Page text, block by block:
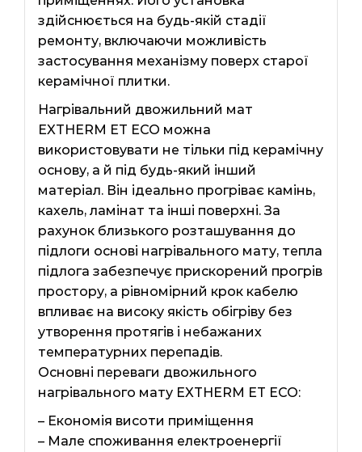
здійснюється на будь-якій стадії
ремонту, включаючи можливість
застосування механізму поверх старої
керамічної плитки.
Нагрівальний двожильний мат
EXTHERM ЕТ ЕСО можна
використовувати не тільки під керамічну
основу, а й під будь-який інший
матеріал. Він ідеально прогріває камінь,
кахель, ламінат та інші поверхні. За
рахунок близького розташування до
підлоги основі нагрівального мату, тепла
підлога забезпечує прискорений прогрів
простору, а рівномірний крок кабелю
впливає на високу якість обігріву без
утворення протягів і небажаних
температурних перепадів.
Основні переваги двожильного
нагрівального мату EXTHERM ЕТ ЕСО:
– Економія висоти приміщення
– Мале споживання електроенергії